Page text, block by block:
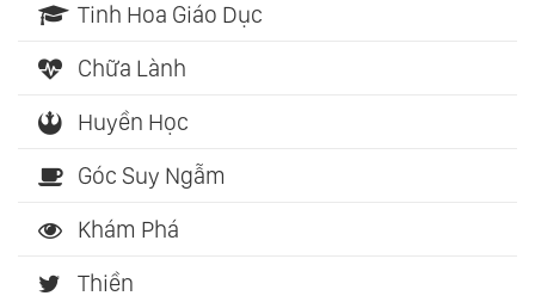
Tinh Hoa Giáo Dục
Chữa Lành
Huyền Học
Góc Suy Ngẫm
Khám Phá
Thiền